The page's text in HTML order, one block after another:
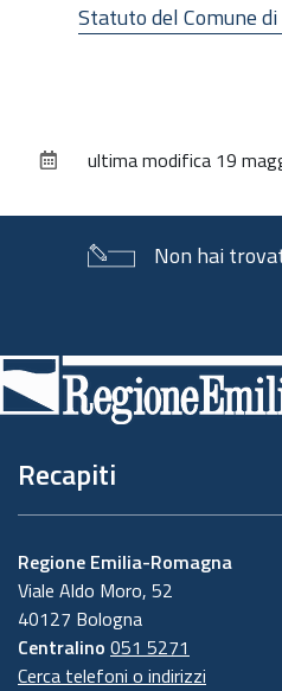
Statuto del Comune di
documentoultima modifica 19
Non hai
di
pagina
Recapiti
Regione Emilia-Romagna
Viale Aldo Moro, 52
40127 Bologna
Centralino 051 5271
Cerca telefoni o indirizzi